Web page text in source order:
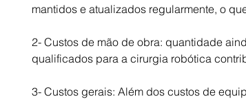
mantidos e atualizados regularmente, o
2- Custos de mão de obra: quantidade
qualificados para a cirurgia robótica
3- Custos gerais: Além dos custos de